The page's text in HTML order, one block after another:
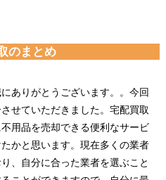
のまとめ
ありがとうございます。。今回
せていただきました。宅配買取
用品を売却できる便利なサービ
かと思います。現在多くの業者
、自分に合った業者を選ぶこと